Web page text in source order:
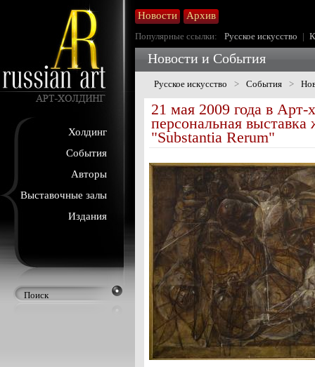
Холдинг
События
Авторы
Выставочные залы
Издания
Новости Архив
Популярные ссылки: Русское искусство |
Новости и События
Русское искусство > События >
21 мая 2009 года в
персональная
"Substantia Rerum"